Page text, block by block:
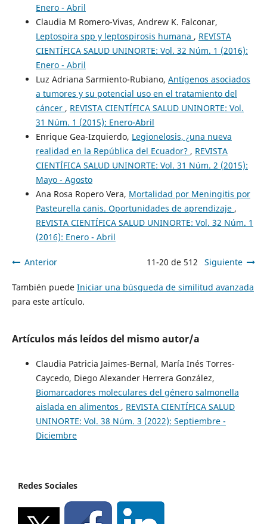
Enero - Abril
Claudia M Romero-Vivas, Andrew K. Falconar,
Leptospira spp y leptospirosis humana , REVISTA
CIENTÍFICA SALUD UNINORTE: Vol. 32 Núm. 1 (2016):
Enero - Abril
Luz Adriana Sarmiento-Rubiano, Antígenos asociados
a tumores y su potencial uso en el tratamiento del
cáncer , REVISTA CIENTÍFICA SALUD UNINORTE: Vol.
31 Núm. 1 (2015): Enero-Abril
Enrique Gea-Izquierdo, Legionelosis, ¿una nueva
realidad en la República del Ecuador? , REVISTA
CIENTÍFICA SALUD UNINORTE: Vol. 31 Núm. 2 (2015):
Mayo - Agosto
Ana Rosa Ropero Vera, Mortalidad por Meningitis por
Pasteurella canis. Oportunidades de aprendizaje ,
REVISTA CIENTÍFICA SALUD UNINORTE: Vol. 32 Núm. 1
(2016): Enero - Abril
Anterior 11-20 de 512 Siguiente
También puede Iniciar una búsqueda de similitud avanzada
para este artículo.
Artículos más leídos del mismo autor/a
Claudia Patricia Jaimes-Bernal, María Inés Torres-
Caycedo, Diego Alexander Herrera González,
Biomarcadores moleculares del género salmonella
aislada en alimentos , REVISTA CIENTÍFICA SALUD
UNINORTE: Vol. 38 Núm. 3 (2022): Septiembre -
Diciembre
Redes Sociales